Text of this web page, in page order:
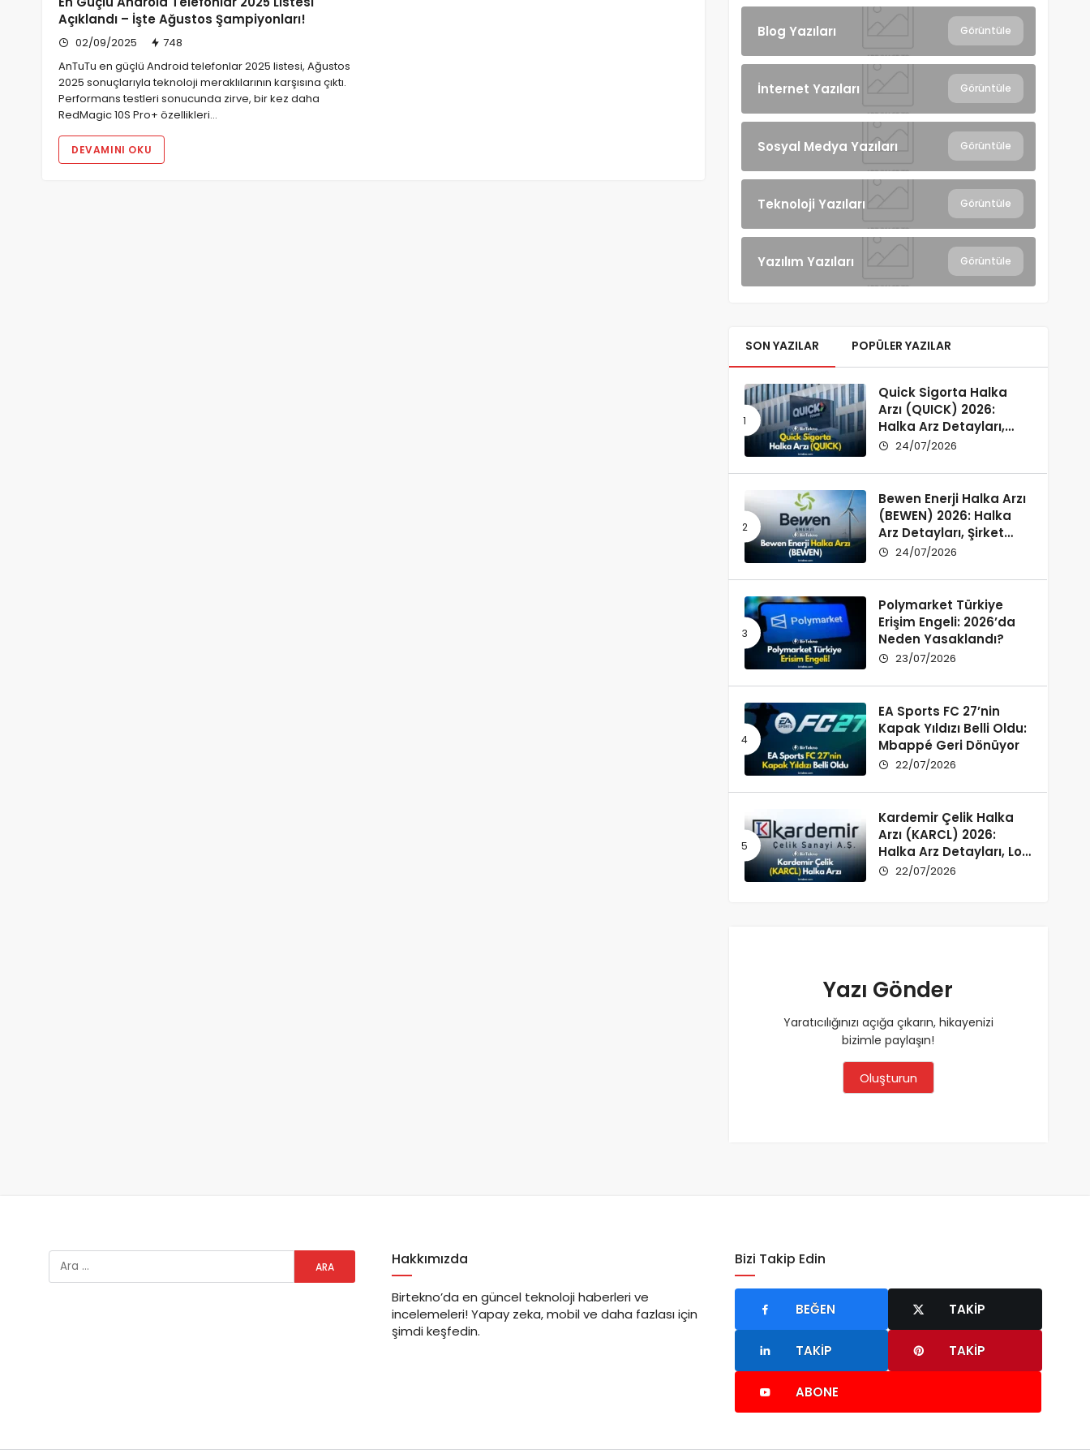
Açıklandı – İşte Ağustos Şampiyonları!
02/09/2025
748
AnTuTu en güçlü Android telefonlar 2025 listesi, Ağustos
2025 sonuçlarıyla teknoloji meraklılarının karşısına çıktı.
Performans testleri sonucunda zirve, bir kez daha
RedMagic 10S Pro+ özellikleri…
DEVAMINI OKU
Blog Yazıları Görüntüle
İnternet Yazıları Görüntüle
Sosyal Medya Yazıları Görüntüle
Teknoloji Yazıları Görüntüle
Yazılım Yazıları Görüntüle
SON YAZILAR POPÜLER YAZILAR
Quick Sigorta Halka
Arzı (QUICK) 2026:
Halka Arz Detayları,
Şirket Profili ve
24/07/2026
Bewen Enerji Halka Arzı
(BEWEN) 2026: Halka
Arz Detayları, Şirket
Profili ve Fon Kullanımı
24/07/2026
Polymarket Türkiye
Erişim Engeli: 2026’da
Neden Yasaklandı?
23/07/2026
EA Sports FC 27’nin
Kapak Yıldızı Belli Oldu:
Mbappé Geri Dönüyor
22/07/2026
Kardemir Çelik Halka
Arzı (KARCL) 2026:
Halka Arz Detayları, Lot
Dağılımı ve Şirket Profili
22/07/2026
Yazı Gönder
Yaratıcılığınızı açığa çıkarın, hikayenizi
bizimle paylaşın!
Oluşturun
Hakkımızda
Birtekno’da en güncel teknoloji haberleri ve
incelemeleri! Yapay zeka, mobil ve daha fazlası için
şimdi keşfedin.
Bizi Takip Edin
BEĞEN TAKIP
TAKIP TAKIP
ABONE